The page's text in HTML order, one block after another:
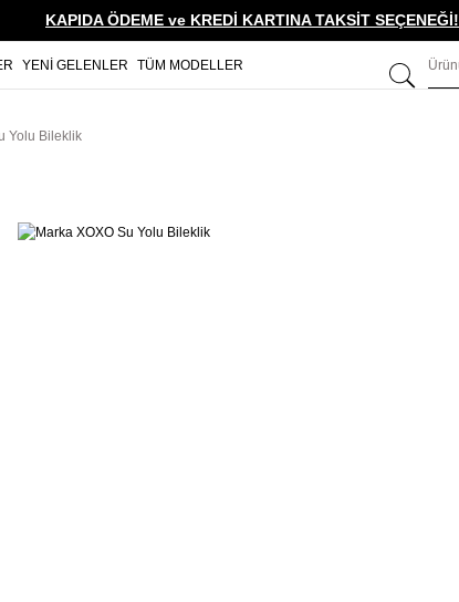
KAPIDA ÖDEME ve KREDİ KARTINA TAKSİT SEÇENEĞİ!
YENİ GELENLER TÜM MODELLER
Yolu Bileklik